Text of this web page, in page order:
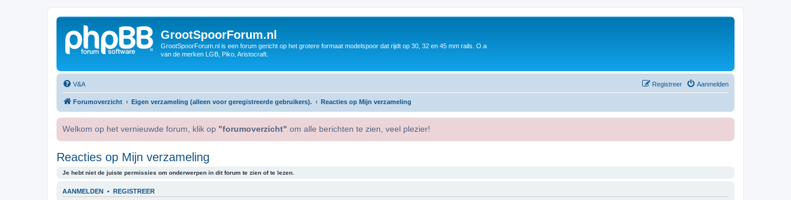
GrootSpoorForum.nl
GrootSpoorForum.nl is een forum gericht op het grotere formaat modelspoor dat rijdt op 30, 32 en 45 mm rails. O.a
van de merken LGB, Piko, Aristocraft.
V&A Aanmelden
Registreer
Forumoverzicht Eigen verzameling (alleen voor geregistreerde gebruikers). Reacties op Mijn verzameling
Welkom op het vernieuwde forum, klik op "forumoverzicht" om alle berichten te zien, veel plezier!
Reacties op Mijn verzameling
Je hebt niet de juiste permissies om onderwerpen in dit forum te zien of te lezen.
AANMELDEN • REGISTREER